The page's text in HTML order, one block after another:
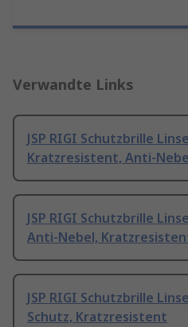
Verwandte Links
JSP RIGI Schutzbrille
Kratzresistent, Anti-
JSP RIGI Schutzbrille
Anti-Nebel,
JSP RIGI Schutzbrille
Schutz, Kratzresistent